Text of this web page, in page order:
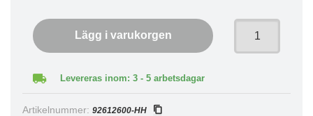
Lägg i varukorgen
Levereras inom: 3 - 5 arbetsdagar
Artikelnummer: 92612600-HH